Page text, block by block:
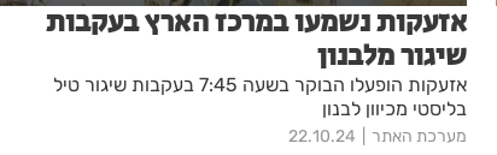
אזעקות נשמעו במרכז הארץ בעקבות
שיגור מלבנון
אזעקות הופעלו הבוקר בשעה 7:45 בעקבות שיגור טיל
בליסטי מכיוון לבנון
מערכת האתר 22.10.24